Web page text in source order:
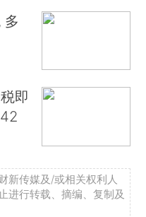
多
即
新传媒及/或相关权利人
进行转载、摘编、复制及